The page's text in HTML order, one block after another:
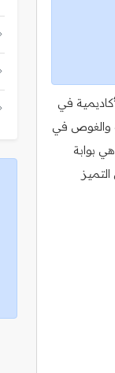
في
والغوص في
بوابة